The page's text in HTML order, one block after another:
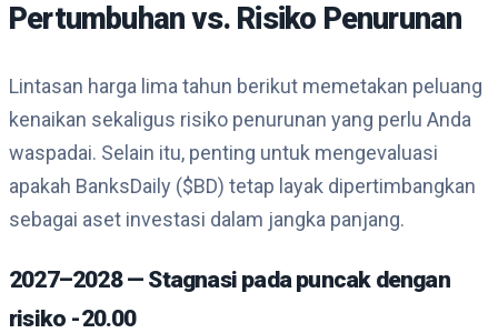
Pertumbuhan vs. Risiko Penurunan
Lintasan harga lima tahun berikut memetakan peluang
kenaikan sekaligus risiko penurunan yang perlu Anda
waspadai. Selain itu, penting untuk mengevaluasi
apakah BanksDaily ($BD) tetap layak dipertimbangkan
sebagai aset investasi dalam jangka panjang.
2027–2028 — Stagnasi pada puncak dengan
risiko -20.00